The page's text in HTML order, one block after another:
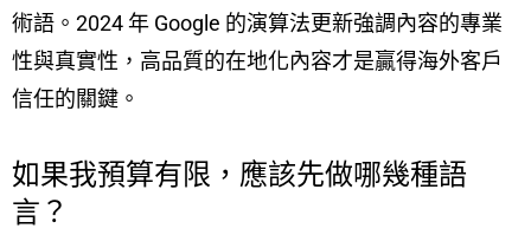
術語。2024 年 Google 的演算法更新強調內容的專業
性與真實性，高品質的在地化內容才是贏得海外客戶
信任的關鍵。
如果我預算有限，應該先做哪幾種語
言？